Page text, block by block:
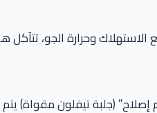
إصلاح” (جلبة تيفلون مقواة)